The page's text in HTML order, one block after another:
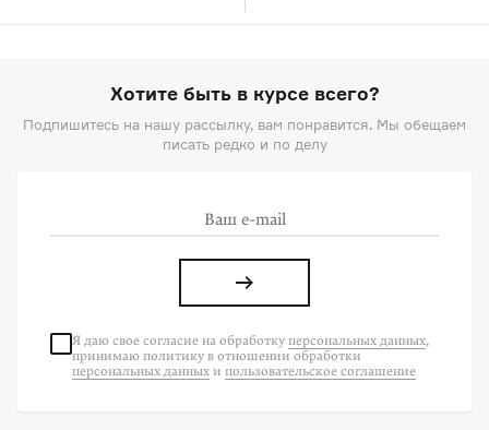
Хотите быть в курсе всего?
Подпишитесь на нашу рассылку, вам понравится. Мы обещаем
писать редко и по делу
Я даю свое согласие на обработку персональных данных,
принимаю политику в отношении обработки
персональных данных и пользовательское соглашение